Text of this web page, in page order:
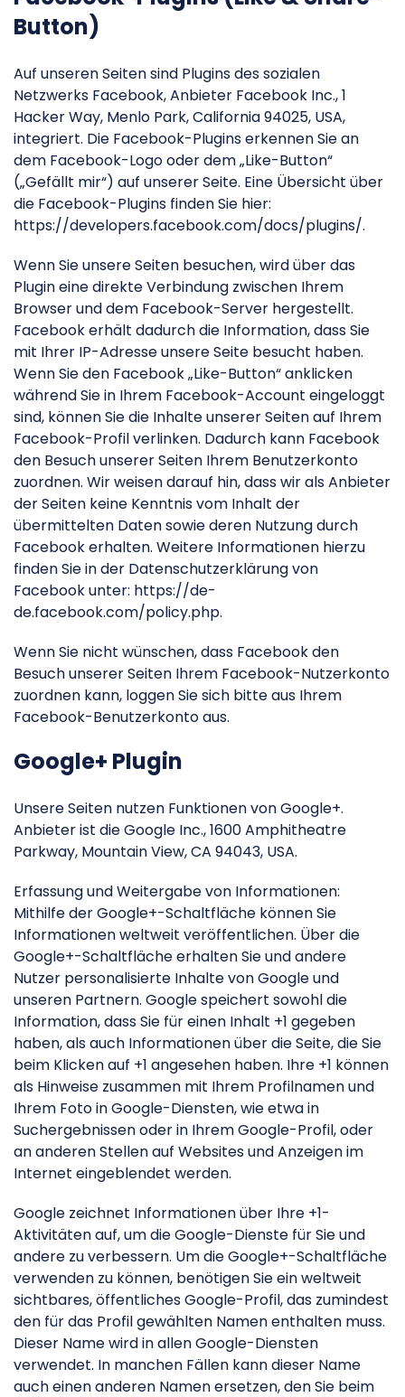
Button)
Auf unseren Seiten sind Plugins des sozialen
Netzwerks Facebook, Anbieter Facebook Inc., 1
Hacker Way, Menlo Park, California 94025, USA,
integriert. Die Facebook-Plugins erkennen Sie an
dem Facebook-Logo oder dem „Like-Button“
(„Gefällt mir“) auf unserer Seite. Eine Übersicht über
die Facebook-Plugins finden Sie hier:
https://developers.facebook.com/docs/plugins/.
Wenn Sie unsere Seiten besuchen, wird über das
Plugin eine direkte Verbindung zwischen Ihrem
Browser und dem Facebook-Server hergestellt.
Facebook erhält dadurch die Information, dass Sie
mit Ihrer IP-Adresse unsere Seite besucht haben.
Wenn Sie den Facebook „Like-Button“ anklicken
während Sie in Ihrem Facebook-Account eingeloggt
sind, können Sie die Inhalte unserer Seiten auf Ihrem
Facebook-Profil verlinken. Dadurch kann Facebook
den Besuch unserer Seiten Ihrem Benutzerkonto
zuordnen. Wir weisen darauf hin, dass wir als Anbieter
der Seiten keine Kenntnis vom Inhalt der
übermittelten Daten sowie deren Nutzung durch
Facebook erhalten. Weitere Informationen hierzu
finden Sie in der Datenschutzerklärung von
Facebook unter: https://de-
de.facebook.com/policy.php.
Wenn Sie nicht wünschen, dass Facebook den
Besuch unserer Seiten Ihrem Facebook-Nutzerkonto
zuordnen kann, loggen Sie sich bitte aus Ihrem
Facebook-Benutzerkonto aus.
Google+ Plugin
Unsere Seiten nutzen Funktionen von Google+.
Anbieter ist die Google Inc., 1600 Amphitheatre
Parkway, Mountain View, CA 94043, USA.
Erfassung und Weitergabe von Informationen:
Mithilfe der Google+-Schaltfläche können Sie
Informationen weltweit veröffentlichen. Über die
Google+-Schaltfläche erhalten Sie und andere
Nutzer personalisierte Inhalte von Google und
unseren Partnern. Google speichert sowohl die
Information, dass Sie für einen Inhalt +1 gegeben
haben, als auch Informationen über die Seite, die Sie
beim Klicken auf +1 angesehen haben. Ihre +1 können
als Hinweise zusammen mit Ihrem Profilnamen und
Ihrem Foto in Google-Diensten, wie etwa in
Suchergebnissen oder in Ihrem Google-Profil, oder
an anderen Stellen auf Websites und Anzeigen im
Internet eingeblendet werden.
Google zeichnet Informationen über Ihre +1-
Aktivitäten auf, um die Google-Dienste für Sie und
andere zu verbessern. Um die Google+-Schaltfläche
verwenden zu können, benötigen Sie ein weltweit
sichtbares, öffentliches Google-Profil, das zumindest
den für das Profil gewählten Namen enthalten muss.
Dieser Name wird in allen Google-Diensten
verwendet. In manchen Fällen kann dieser Name
auch einen anderen Namen ersetzen, den Sie beim